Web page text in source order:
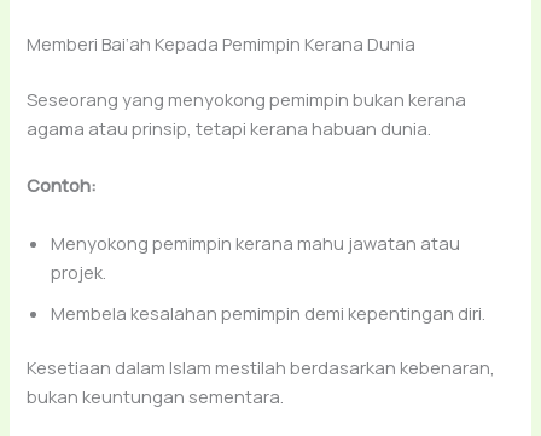
Memberi Bai‘ah Kepada Pemimpin Kerana Dunia
Seseorang yang menyokong pemimpin bukan kerana
agama atau prinsip, tetapi kerana habuan dunia.
Contoh:
Menyokong pemimpin kerana mahu jawatan atau
projek.
Membela kesalahan pemimpin demi kepentingan diri.
Kesetiaan dalam Islam mestilah berdasarkan kebenaran,
bukan keuntungan sementara.